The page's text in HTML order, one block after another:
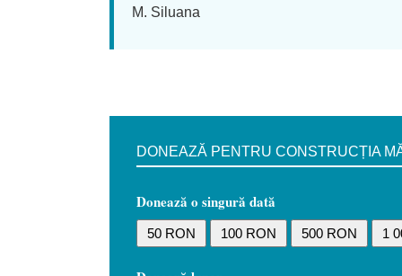
M. Siluana
DONEAZĂ PENTRU CONSTRUCȚIA
Donează o singură dată
50 RON 100 RON 500 RON 1